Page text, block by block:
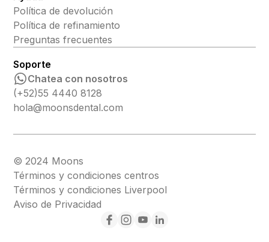
Política de devolución
Política de refinamiento
Preguntas frecuentes
Soporte
Chatea con nosotros
(+52)55 4440 8128
hola@moonsdental.com
© 2024 Moons
Términos y condiciones centros
Términos y condiciones Liverpool
Aviso de Privacidad